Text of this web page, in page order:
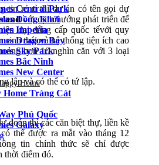
Central Park
Đồng Khởi
Imperia
Dragon Bay
Sky Park
Bắc Ninh
New Center
Home
Home Tràng Cát
Phú Quốc
Galaxy
tin rỏ rỉ thì dự án có tên gọi dự
với định hướng phát triển để
đại đẳng cấp quốc tếvới quy
sinh thái và hệ thống tiện ích cao
hơn 10 nghìn căn với 3 loại
lập và có thể có tứ lập.
đoán thì các căn biệt thự, liền kề
thể được ra mắt vào tháng 12
tin chính thức sẽ chỉ được
thời điểm đó.